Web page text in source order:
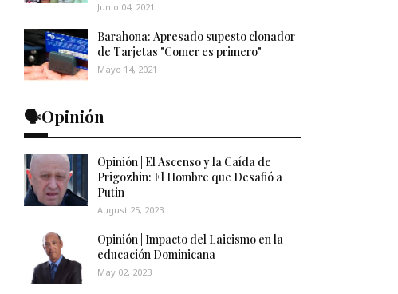
Junio 04, 2021
Barahona: Apresado supesto clonador
de Tarjetas "Comer es primero"
Mayo 14, 2021
🗣️Opinión
Opinión | El Ascenso y la Caída de
Prigozhin: El Hombre que Desafió a
Putin
August 25, 2023
Opinión | Impacto del Laicismo en la
educación Dominicana
May 02, 2023